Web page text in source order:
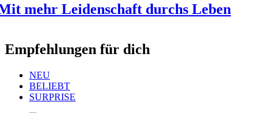
mehr Leidenschaft durchs Leben
Empfehlungen für dich
NEU
BELIEBT
SURPRISE